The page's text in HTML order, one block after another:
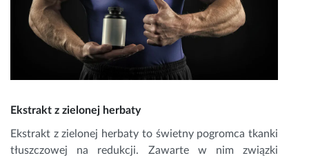
Ekstrakt z zielonej herbaty
Ekstrakt z zielonej herbaty to świetny pogromca tkanki
tłuszczowej na redukcji. Zawarte w nim związki